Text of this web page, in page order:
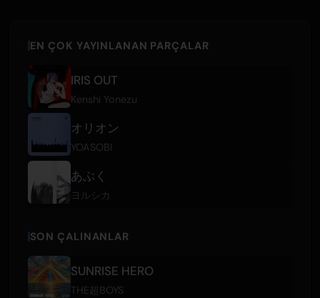
EN ÇOK YAYINLANAN PARÇALAR
IRIS OUT
Kenshi Yonezu
オリオン
YOASOBI
あぶく
ヨルシカ
SON ÇALINANLAR
SUNRISE HERO
THE超BOYS